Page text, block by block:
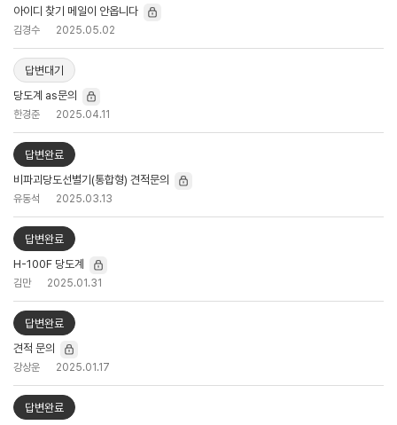
아이디 찾기 메일이 안옵니다
김경수 2025.05.02
답변대기
당도계 as문의
한경준 2025.04.11
답변완료
비파괴당도선별기(통합형) 견적문의
유동석 2025.03.13
답변완료
H-100F 당도계
김만 2025.01.31
답변완료
견적 문의
강상운 2025.01.17
답변완료